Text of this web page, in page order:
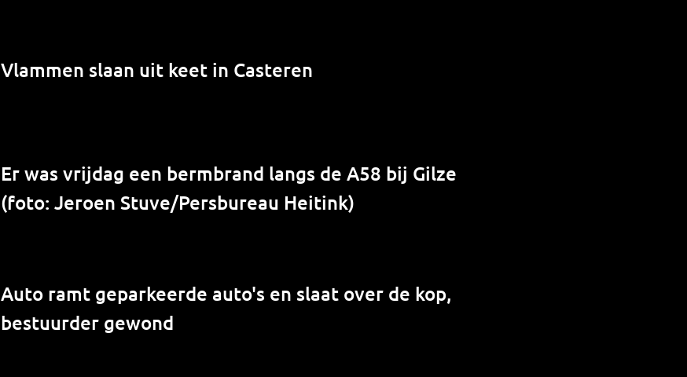
Vlammen slaan uit keet in Casteren
Er was vrijdag een bermbrand langs de A58 bij Gilze
(foto: Jeroen Stuve/Persbureau Heitink)
Auto ramt geparkeerde auto's en slaat over de kop,
bestuurder gewond